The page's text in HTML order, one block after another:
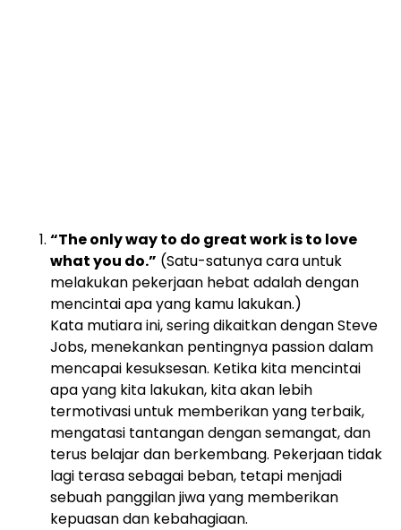
“The only way to do great work is to love
what you do.” (Satu-satunya cara untuk
melakukan pekerjaan hebat adalah dengan
mencintai apa yang kamu lakukan.)
Kata mutiara ini, sering dikaitkan dengan Steve
Jobs, menekankan pentingnya passion dalam
mencapai kesuksesan. Ketika kita mencintai
apa yang kita lakukan, kita akan lebih
termotivasi untuk memberikan yang terbaik,
mengatasi tantangan dengan semangat, dan
terus belajar dan berkembang. Pekerjaan tidak
lagi terasa sebagai beban, tetapi menjadi
sebuah panggilan jiwa yang memberikan
kepuasan dan kebahagiaan.